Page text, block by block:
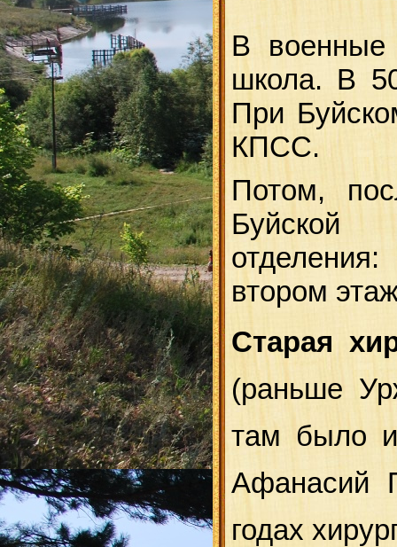
В военные
школа. В
При
КПСС.
Потом,
Буйской
втором
Старая
(раньше
там было
Афанасий
годах